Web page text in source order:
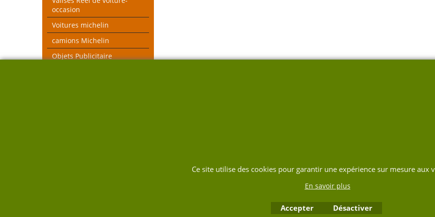
occasion
Voitures michelin
camions Michelin
Objets Publicitaire
Ce site utilise des cookies pour garantir une expérience sur mesure aux
En savoir plus
Accepter Désactiver